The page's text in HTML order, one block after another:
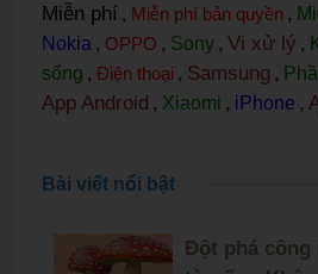
Miễn phí , Miễn phí bản quyền ,
Nokia , OPPO , Sony , Vi xử lý ,
sống , Điện thoại , Samsung ,
App Android , Xiaomi , iPhone ,
Bài viết nổi bật
Đột phá công